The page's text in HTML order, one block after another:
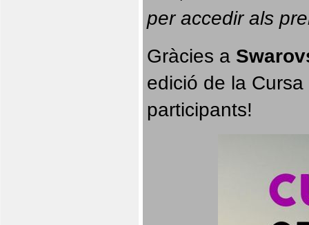
per accedir als
Gràcies a
edició de la
participants!